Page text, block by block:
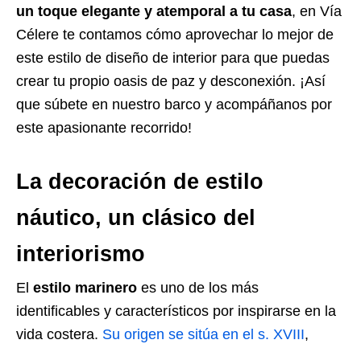
un toque elegante y atemporal a tu casa, en Vía
Célere te contamos cómo aprovechar lo mejor de
este estilo de diseño de interior para que puedas
crear tu propio oasis de paz y desconexión. ¡Así
que súbete en nuestro barco y acompáñanos por
este apasionante recorrido!
La decoración de estilo
náutico, un clásico del
interiorismo
El estilo marinero es uno de los más
identificables y característicos por inspirarse en la
vida costera. Su origen se sitúa en el s. XVIII,